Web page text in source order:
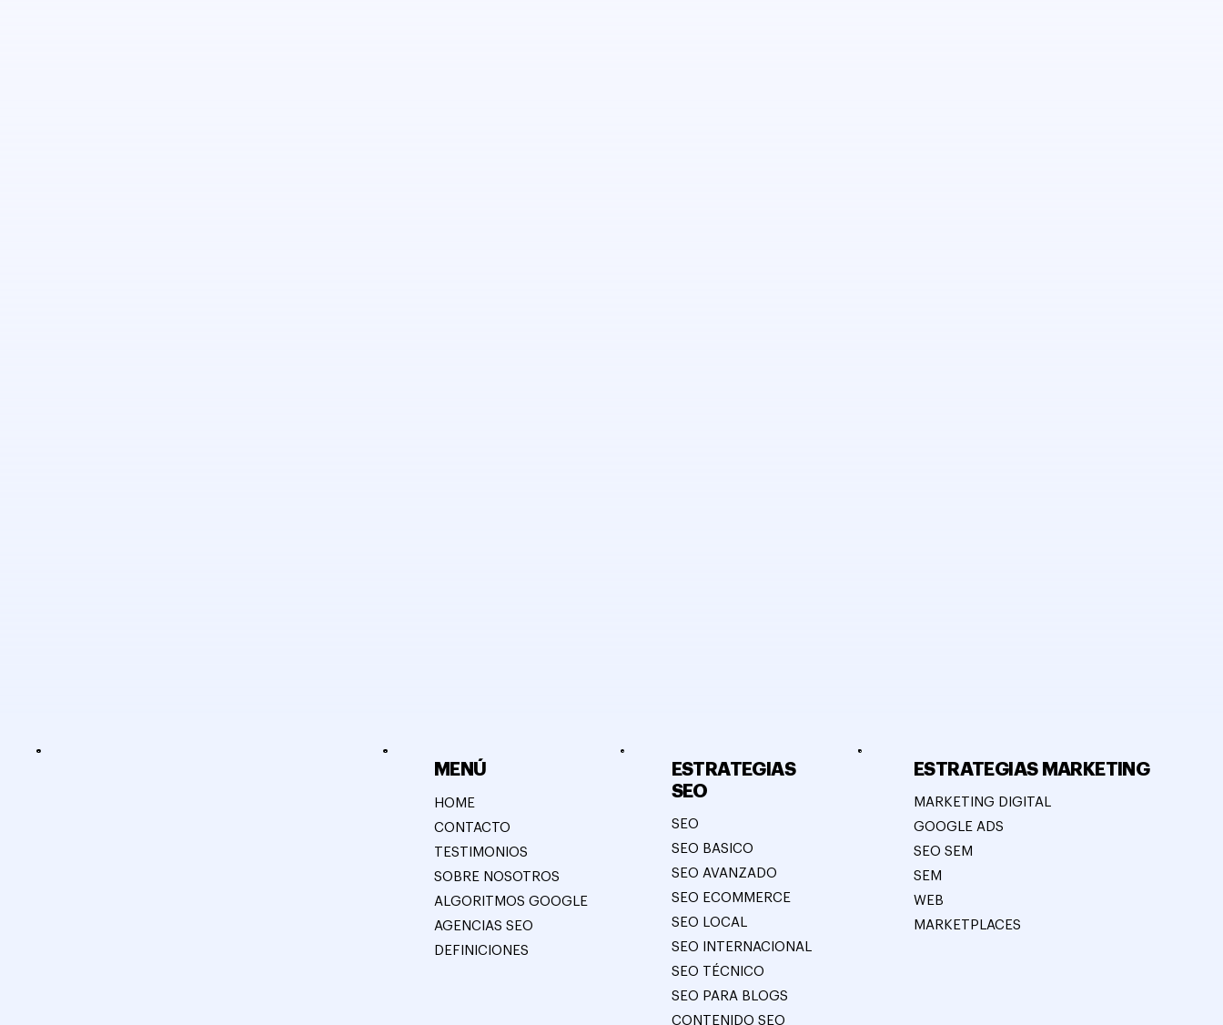
MENÚ
HOME
CONTACTO
TESTIMONIOS
SOBRE NOSOTROS
ALGORITMOS GOOGLE
AGENCIAS SEO
DEFINICIONES
ESTRATEGIAS
SEO
SEO
SEO BASICO
SEO AVANZADO
SEO ECOMMERCE
SEO LOCAL
SEO INTERNACIONAL
SEO TÉCNICO
SEO PARA BLOGS
CONTENIDO SEO
ESTRATEGIAS MARKETING
MARKETING DIGITAL
GOOGLE ADS
SEO SEM
SEM
WEB
MARKETPLACES